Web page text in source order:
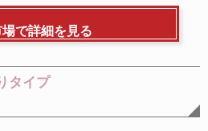
で詳細を見る
タイプ